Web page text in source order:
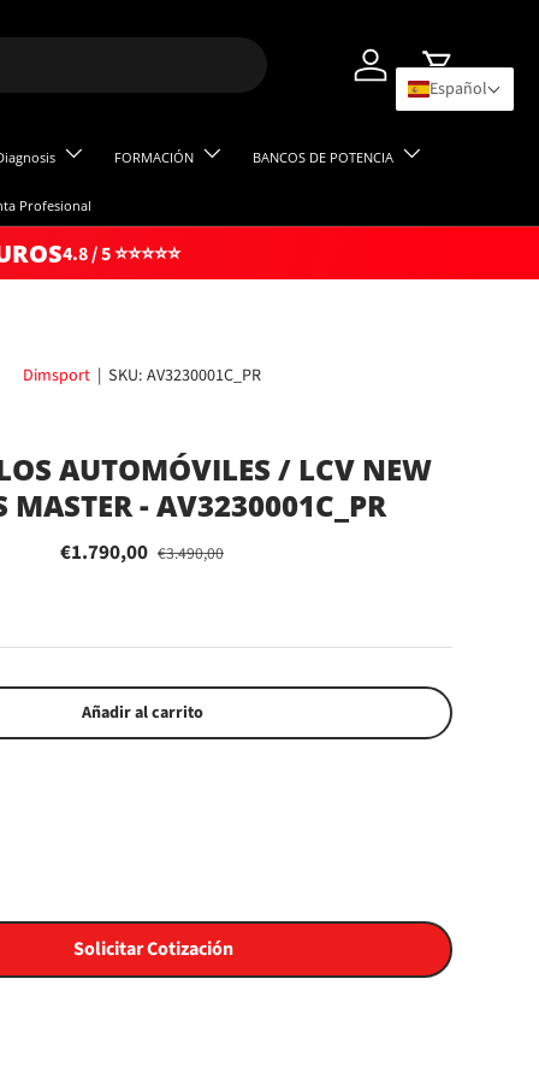
Iniciar sesión
Carrito
FORMACIÓN BANCOS DE POTENCIA
Profesional
4.8 / 5 ⭐⭐⭐⭐⭐
Dimsport | SKU: AV3230001C_PR
AUTOMÓVILES / LCV NEW
MASTER - AV3230001C_PR
€1.790,00 €3.490,00
Añadir al carrito
Solicitar Cotización
Español